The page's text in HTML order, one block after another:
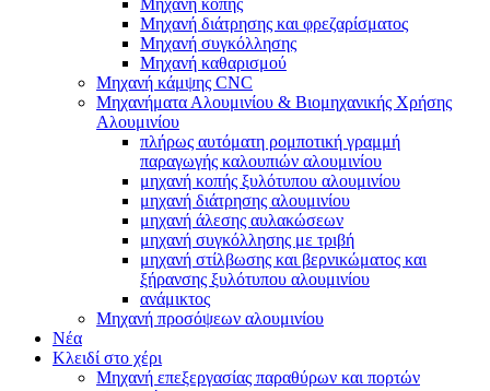
Μηχανή διάτρησης και φρεζαρίσματος
Μηχανή συγκόλλησης
Μηχανή καθαρισμού
Μηχανή κάμψης CNC
Μηχανήματα Αλουμινίου & Βιομηχανικής Χρήσης
Αλουμινίου
πλήρως αυτόματη ρομποτική γραμμή
παραγωγής καλουπιών αλουμινίου
μηχανή κοπής ξυλότυπου αλουμινίου
μηχανή διάτρησης αλουμινίου
μηχανή άλεσης αυλακώσεων
μηχανή συγκόλλησης με τριβή
μηχανή στίλβωσης και βερνικώματος και
ξήρανσης ξυλότυπου αλουμινίου
ανάμικτος
Μηχανή προσόψεων αλουμινίου
Νέα
Κλειδί στο χέρι
Μηχανή επεξεργασίας παραθύρων και πορτών